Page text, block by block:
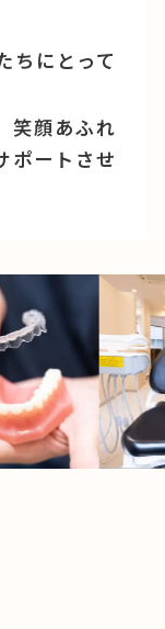
ちにとって
笑顔あふれ
ポートさせ